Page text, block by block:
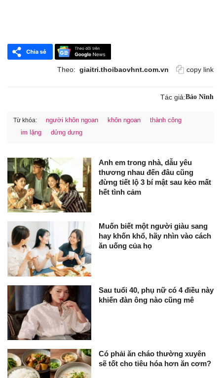
Theo: giaitri.thoibaovhnt.com.vn copy link
Tác giả:Bảo Ninh
Từ khóa: người khôn ngoan khôn ngoan
thành công
im lặng
dửng dưng
Anh em trong nhà, dẫu yêu
thương nhau đến đâu cũng
đừng tiết lộ 3 bí mật sau kẻo mất
hết tình cảm
Muốn biết một người giàu sang
hay khốn khổ, hãy nhìn vào cách
ăn uống của họ
Sau tuổi 40, phụ nữ có 4 điều này
khiến đàn ông nào cũng mê
Có phải ăn cháo thường xuyên
sẽ tốt cho tiêu hóa hơn ăn cơm?